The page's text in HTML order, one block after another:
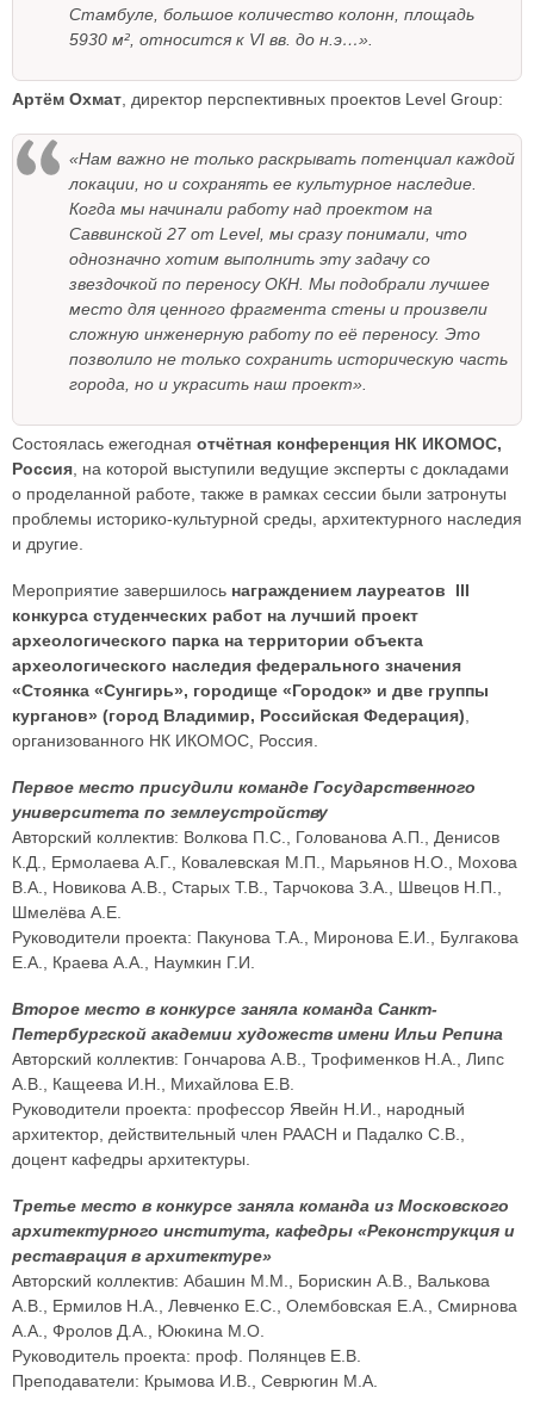
Стамбуле, большое количество колонн, площадь
5930 м², относится к VI вв. до н.э…».
Артём Охмат, директор перспективных проектов Level Group:
«Нам важно не только раскрывать потенциал каждой
локации, но и сохранять ее культурное наследие.
Когда мы начинали работу над проектом на
Саввинской 27 от Level, мы сразу понимали, что
однозначно хотим выполнить эту задачу со
звездочкой по переносу ОКН. Мы подобрали лучшее
место для ценного фрагмента стены и произвели
сложную инженерную работу по её переносу. Это
позволило не только сохранить историческую часть
города, но и украсить наш проект».
Состоялась ежегодная отчётная конференция НК ИКОМОС,
Россия, на которой выступили ведущие эксперты с докладами
о проделанной работе, также в рамках сессии были затронуты
проблемы историко-культурной среды, архитектурного наследия
и другие.
Мероприятие завершилось награждением лауреатов III
конкурса студенческих работ на лучший проект
археологического парка на территории объекта
археологического наследия федерального значения
«Стоянка «Сунгирь», городище «Городок» и две группы
курганов» (город Владимир, Российская Федерация),
организованного НК ИКОМОС, Россия.
Первое место присудили команде Государственного
университета по землеустройству
Авторский коллектив: Волкова П.С., Голованова А.П., Денисов
К.Д., Ермолаева А.Г., Ковалевская М.П., Марьянов Н.О., Мохова
В.А., Новикова А.В., Старых Т.В., Тарчокова З.А., Швецов Н.П.,
Шмелёва А.Е.
Руководители проекта: Пакунова Т.А., Миронова Е.И., Булгакова
Е.А., Краева А.А., Наумкин Г.И.
Второе место в конкурсе заняла команда Санкт-
Петербургской академии художеств имени Ильи Репина
Авторский коллектив: Гончарова А.В., Трофименков Н.А., Липс
А.В., Кащеева И.Н., Михайлова Е.В.
Руководители проекта: профессор Явейн Н.И., народный
архитектор, действительный член РААСН и Падалко С.В.,
доцент кафедры архитектуры.
Третье место в конкурсе заняла команда из Московского
архитектурного института, кафедры «Реконструкция и
реставрация в архитектуре»
Авторский коллектив: Абашин М.М., Борискин А.В., Валькова
А.В., Ермилов Н.А., Левченко Е.С., Олембовская Е.А., Смирнова
А.А., Фролов Д.А., Ююкина М.О.
Руководитель проекта: проф. Полянцев Е.В.
Преподаватели: Крымова И.В., Севрюгин М.А.